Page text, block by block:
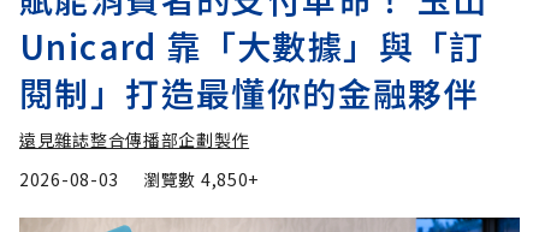
Unicard 靠「大數據」與「訂
閱制」打造最懂你的金融夥伴
遠見雜誌整合傳播部企劃製作
2026-08-03
瀏覽數 4,850+